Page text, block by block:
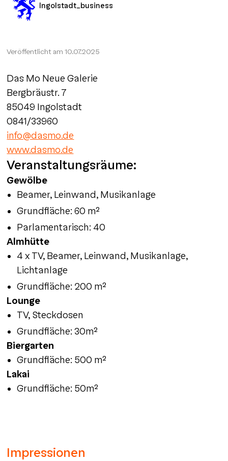
Ingolstadt_business
Veröffentlicht am 10.07.2025
Das Mo Neue Galerie
Bergbräustr. 7
85049 Ingolstadt
0841/33960
info@dasmo.de
www.dasmo.de
Veranstaltungsräume:
Gewölbe
Beamer, Leinwand, Musikanlage
Grundfläche: 60 m²
Parlamentarisch: 40
Almhütte
4 x TV, Beamer, Leinwand, Musikanlage,
Lichtanlage
Grundfläche: 200 m²
Lounge
TV, Steckdosen
Grundfläche: 30m²
Biergarten
Grundfläche: 500 m²
Lakai
Grundfläche: 50m²
Impressionen